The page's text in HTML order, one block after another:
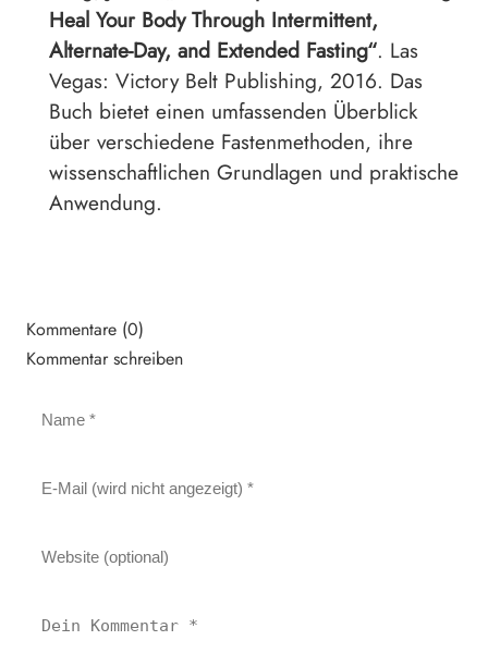
Heal Your Body Through Intermittent,
Alternate-Day, and Extended Fasting“. Las
Vegas: Victory Belt Publishing, 2016. Das
Buch bietet einen umfassenden Überblick
über verschiedene Fastenmethoden, ihre
wissenschaftlichen Grundlagen und praktische
Anwendung.
Kommentare (0)
Kommentar schreiben